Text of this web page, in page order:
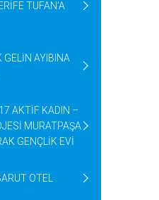
TUFAN’A
AYIBINA
AKTİF KADIN –
MURATPAŞA
GENÇLİK EVİ
OTEL